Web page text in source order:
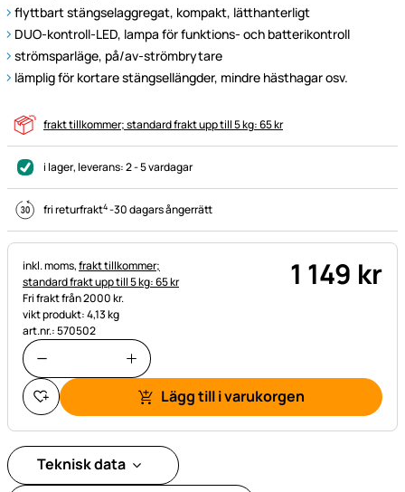
flyttbart stängselaggregat, kompakt, lätthanterligt
DUO-kontroll-LED, lampa för funktions- och batterikontroll
strömsparläge, på/av-strömbrytare
lämplig för kortare stängsellängder, mindre hästhagar osv.
frakt tillkommer; standard frakt upp till 5 kg: 65 kr
i lager, leverans:2 - 5 vardagar
fri returfrakt4-30 dagars ångerrätt
Skatteinformation:
inkl. moms,frakt tillkommer;
standard frakt upp till 5 kg: 65 kr
Fri frakt från 2000 kr.
vikt produkt: 4,13 kg
art.nr.: 570502
1 149 kr
Lägg till i varukorgen
Teknisk data